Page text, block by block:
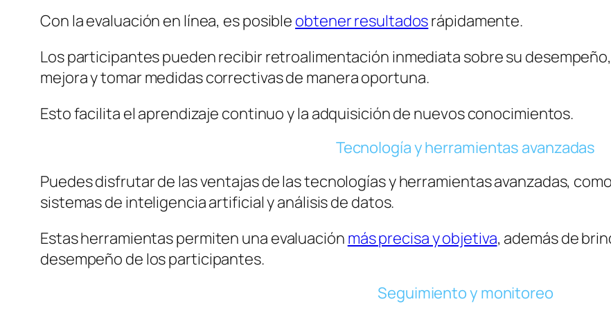
Con la evaluación en línea, es posible obtener resultadosrápidamente.
Los participantes pueden recibir retroalimentación inmediata sobre su
mejora y tomar medidas correctivas de manera oportuna.
Esto facilita el aprendizaje continuo y la adquisición de nuevos conocimientos.
Tecnología y herramientas avanzadas
Puedes disfrutar de las ventajas de las tecnologías y herramientas avanzadas,
sistemas de inteligencia artificial y análisis de datos.
Estas herramientas permiten una evaluación más precisa y objetiva, además de
desempeño de los participantes.
Seguimiento y monitoreo